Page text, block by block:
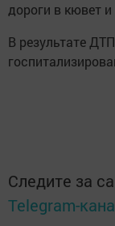
дороги в кювет
В результате
Следите за
Telegram-